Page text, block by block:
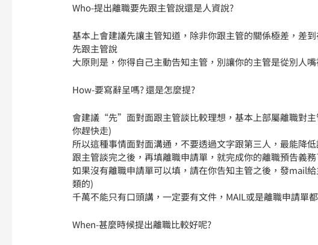
Who-提出離職要先跟主管說還是人資說?
基本上會建議先讓主管知道，除非你跟主管的關係極差，差
先跟主管說
大原則是，你得自己主動告知主管，別讓你的主管是從別人
How-要寫辭呈嗎? 還是怎麼提?
會建議“先”面對面跟主管談比較理想，基本上部屬離職對
你趕快走)
所以這種事情面對面溝通，不要透過文字跟第三人，最能降
跟主管談完之後，再填離職申請單，就完成你的離職預告義務
如果沒有離職申請單可以填，請在你告知主管之後，發mail
類的)
千萬不能只有口頭講，一定要有文件，MAIL或是離職申請單
When-甚麼時候提出離職比較好呢?